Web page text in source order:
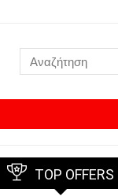
TOP OFFERS